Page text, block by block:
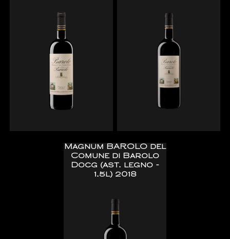
Magnum BAROLO del
Comune di Barolo
Docg (ast. legno -
1.5l) 2018